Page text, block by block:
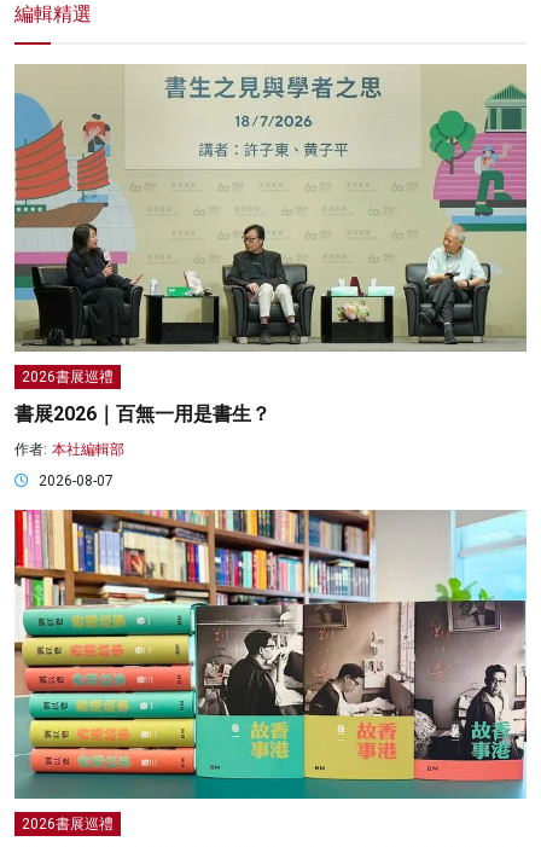
編輯精選
2026書展巡禮
書展2026｜百無一用是書生？
作者: 本社編輯部
2026-08-07
2026書展巡禮